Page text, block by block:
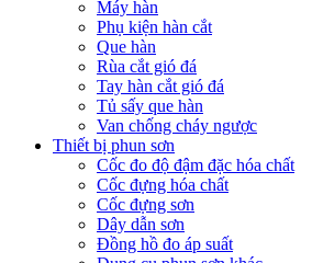
Máy hàn
Phụ kiện hàn cắt
Que hàn
Rùa cắt gió đá
Tay hàn cắt gió đá
Tủ sấy que hàn
Van chống cháy ngược
Thiết bị phun sơn
Cốc đo độ đậm đặc hóa chất
Cốc đựng hóa chất
Cốc đựng sơn
Dây dẫn sơn
Đồng hồ đo áp suất